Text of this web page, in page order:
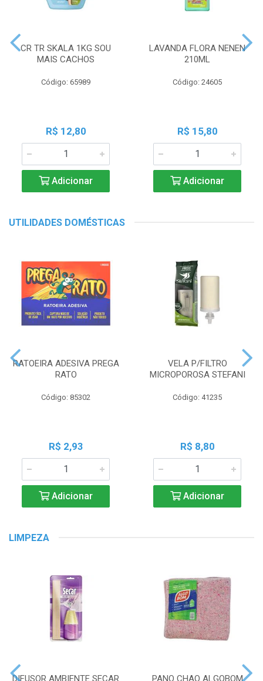
CR TR SKALA 1KG SOU
MAIS CACHOS
Código: 65989
R$ 12,80
Adicionar
LAVANDA FLORA NENEN
210ML
Código: 24605
R$ 15,80
Adicionar
UTILIDADES DOMÉSTICAS
RATOEIRA ADESIVA PREGA
RATO
Código: 85302
R$ 2,93
Adicionar
VELA P/FILTRO
MICROPOROSA STEFANI
Código: 41235
R$ 8,80
Adicionar
LIMPEZA
DIFUSOR AMBIENTE SECAR PANO CHAO ALGOBOM